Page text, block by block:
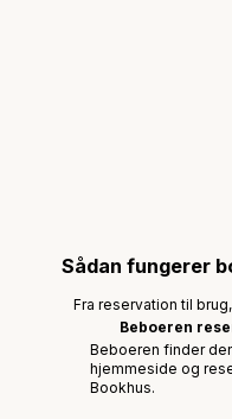
Sådan fungerer
Fra reservation til
Beboeren
Beboeren finder
hjemmeside og
Bookhus.